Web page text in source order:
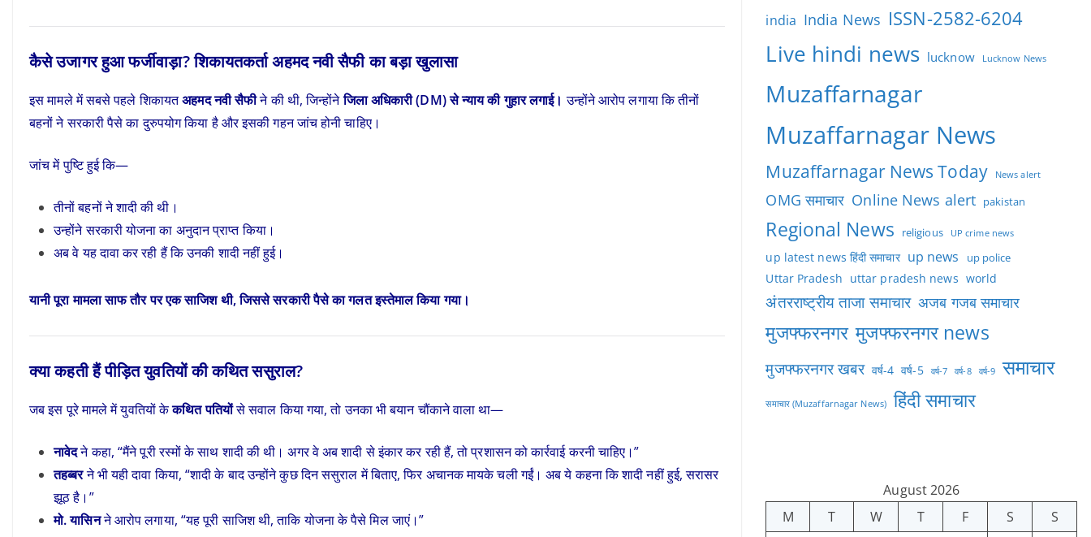
कैसे उजागर हुआ फर्जीवाड़ा? शिकायतकर्ता अहमद नवी सैफी का बड़ा खुलासा
इस मामले में सबसे पहले शिकायतअहमद नवी सैफीने की थी, जिन्होंनेजिला अधिकारी (DM) से न्याय की गुहार लगाई। उन्होंने आरोप लगाया कि तीनों
बहनों ने सरकारी पैसे का दुरुपयोग किया है और इसकी गहन जांच होनी चाहिए।
जांच में पुष्टि हुई कि—
तीनों बहनों ने शादी की थी।
उन्होंने सरकारी योजना का अनुदान प्राप्त किया।
अब वे यह दावा कर रही हैं कि उनकी शादी नहीं हुई।
यानी पूरा मामला साफ तौर पर एक साजिश थी, जिससे सरकारी पैसे का गलत इस्तेमाल किया गया।
क्या कहती हैं पीड़ित युवतियों की कथित ससुराल?
जब इस पूरे मामले में युवतियों केकथित पतियोंसे सवाल किया गया, तो उनका भी बयान चौंकाने वाला था—
नावेदने कहा, “मैंने पूरी रस्मों के साथ शादी की थी। अगर वे अब शादी से इंकार कर रही हैं, तो प्रशासन को कार्रवाई करनी चाहिए।”
तहब्बरने भी यही दावा किया, “शादी के बाद उन्होंने कुछ दिन ससुराल में बिताए, फिर अचानक मायके चली गईं। अब ये कहना कि शादी नहीं हुई, सरासर
झूठ है।”
मो. यासिनने आरोप लगाया, “यह पूरी साजिश थी, ताकि योजना के पैसे मिल जाएं।”
india India News ISSN-2582-6204
Live hindi news lucknow Lucknow News
Muzaffarnagar
Muzaffarnagar News
Muzaffarnagar News Today News alert
OMG समाचार Online News alert pakistan
Regional News religious UP crime news
up latest news हिंदी समाचार up news up police
Uttar Pradesh uttar pradesh news world
अंतरराष्ट्रीय ताजा समाचार अजब गजब समाचार
मुजफ्फरनगर मुजफ्फरनगर news
मुजफ्फरनगर खबर वर्ष-4 वर्ष-5 वर्ष-7 वर्ष-8 वर्ष-9 समाचार
समाचार (Muzaffarnagar News) हिंदी समाचार
August 2026
M
T W T F S
S